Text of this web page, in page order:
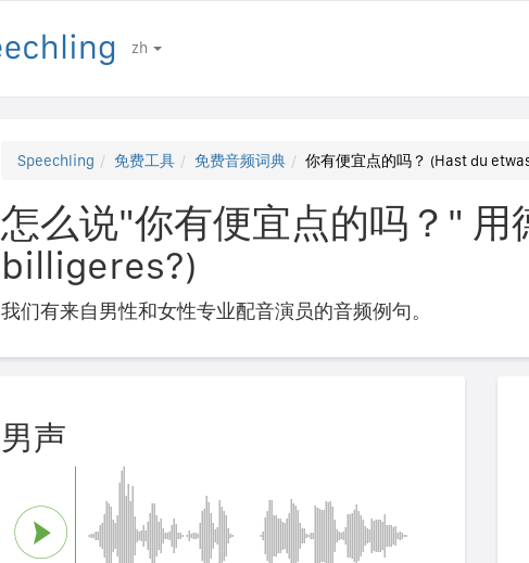
zh
Speechling 免费工具 免费音频词典 你有便宜点的吗？ (Hast du
怎么说"你有便宜点的吗？" 用
billigeres?)
我们有来自男性和女性专业配音演员的音频例句。
男声